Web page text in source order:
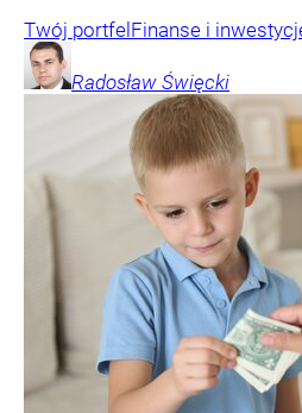
Twój portfel Finanse i
Radosław Święcki